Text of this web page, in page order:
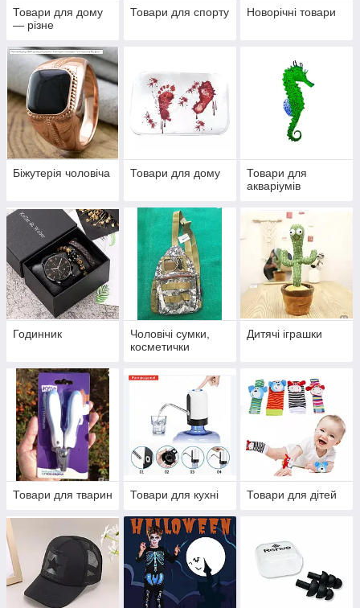
Товари для дому
— різне
Товари для спорту Новорічні товари
Біжутерія чоловіча Товари для дому
Товари для
акваріумів
Годинник
Чоловічі сумки,
косметички
Дитячі іграшки
Товари для тварин Товари для кухні Товари для дітей